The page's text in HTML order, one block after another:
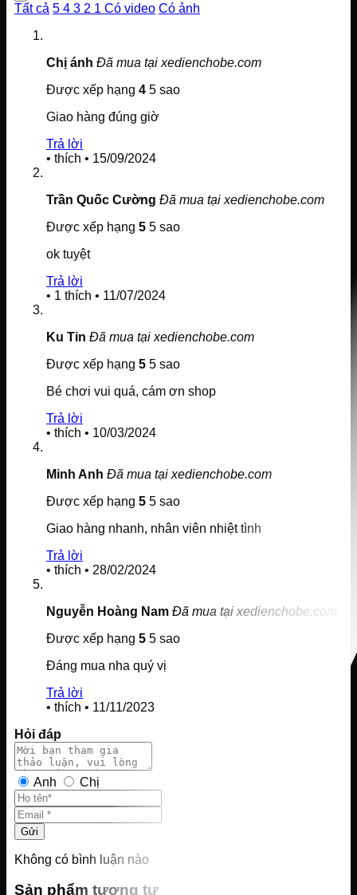
Tất cả 5 4 3 2 1 Có video Có ảnh
Chị ánh Đã mua tại xedienchobe.com
Được xếp hạng 4 5 sao
Giao hàng đúng giờ
Trả lời
• thích • 15/09/2024
Trần Quốc Cường Đã mua tại xedienchobe.com
Được xếp hạng 5 5 sao
ok tuyệt
Trả lời
• 1 thích • 11/07/2024
Ku Tin Đã mua tại xedienchobe.com
Được xếp hạng 5 5 sao
Bé chơi vui quá, cám ơn shop
Trả lời
• thích • 10/03/2024
Minh Anh Đã mua tại xedienchobe.com
Được xếp hạng 5 5 sao
Giao hàng nhanh, nhân viên nhiệt tình
Trả lời
• thích • 28/02/2024
Nguyễn Hoàng Nam Đã mua tại xedienchobe.com
Được xếp hạng 5 5 sao
Đáng mua nha quý vị
Trả lời
• thích • 11/11/2023
Hỏi đáp
Anh Chị
Gửi
Không có bình luận nào
Sản phẩm tương tự